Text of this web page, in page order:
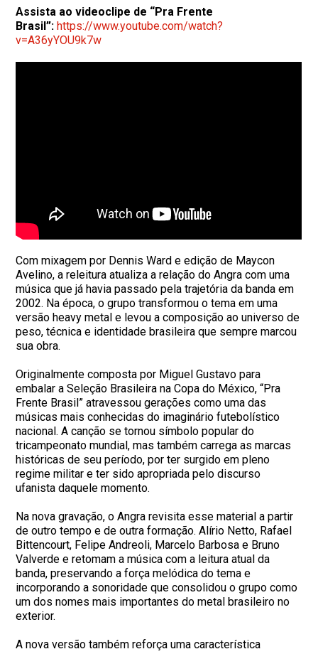
Assista ao videoclipe de “Pra Frente
Brasil”: https://www.youtube.com/watch?
v=A36yYOU9k7w
Com mixagem por Dennis Ward e edição de Maycon
Avelino, a releitura atualiza a relação do Angra com uma
música que já havia passado pela trajetória da banda em
2002. Na época, o grupo transformou o tema em uma
versão heavy metal e levou a composição ao universo de
peso, técnica e identidade brasileira que sempre marcou
sua obra.
Originalmente composta por Miguel Gustavo para
embalar a Seleção Brasileira na Copa do México, “Pra
Frente Brasil” atravessou gerações como uma das
músicas mais conhecidas do imaginário futebolístico
nacional. A canção se tornou símbolo popular do
tricampeonato mundial, mas também carrega as marcas
históricas de seu período, por ter surgido em pleno
regime militar e ter sido apropriada pelo discurso
ufanista daquele momento.
Na nova gravação, o Angra revisita esse material a partir
de outro tempo e de outra formação. Alírio Netto, Rafael
Bittencourt, Felipe Andreoli, Marcelo Barbosa e Bruno
Valverde e retomam a música com a leitura atual da
banda, preservando a força melódica do tema e
incorporando a sonoridade que consolidou o grupo como
um dos nomes mais importantes do metal brasileiro no
exterior.
A nova versão também reforça uma característica